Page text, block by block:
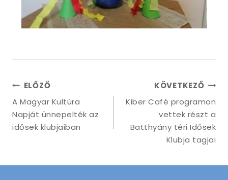
ELŐZŐ
A Magyar Kultúra
Napját ünnepelték az
idősek klubjaiban
KÖVETKEZŐ
Kiber Café programon
vettek részt a
Batthyány téri Idősek
Klubja tagjai